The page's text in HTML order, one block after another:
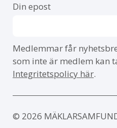
Din epost
Medlemmar får
som inte är medlem kan
Integritetspolicy här.
© 2026